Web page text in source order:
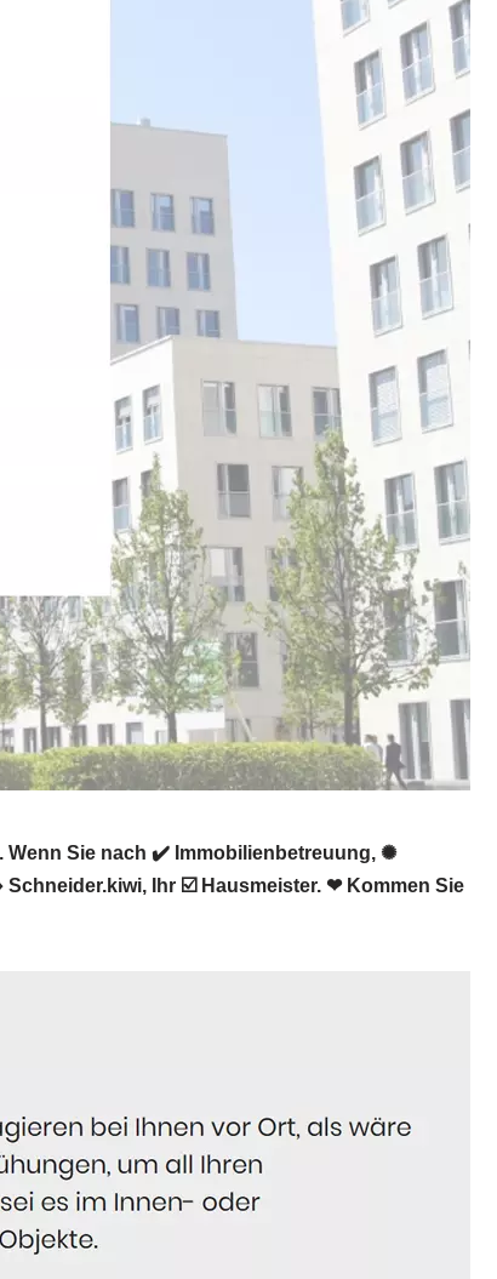
Wenn Sie nach ✔️ Immobilienbetreuung, ✺
Ihr ☑️ Hausmeister. ❤ Kommen Sie